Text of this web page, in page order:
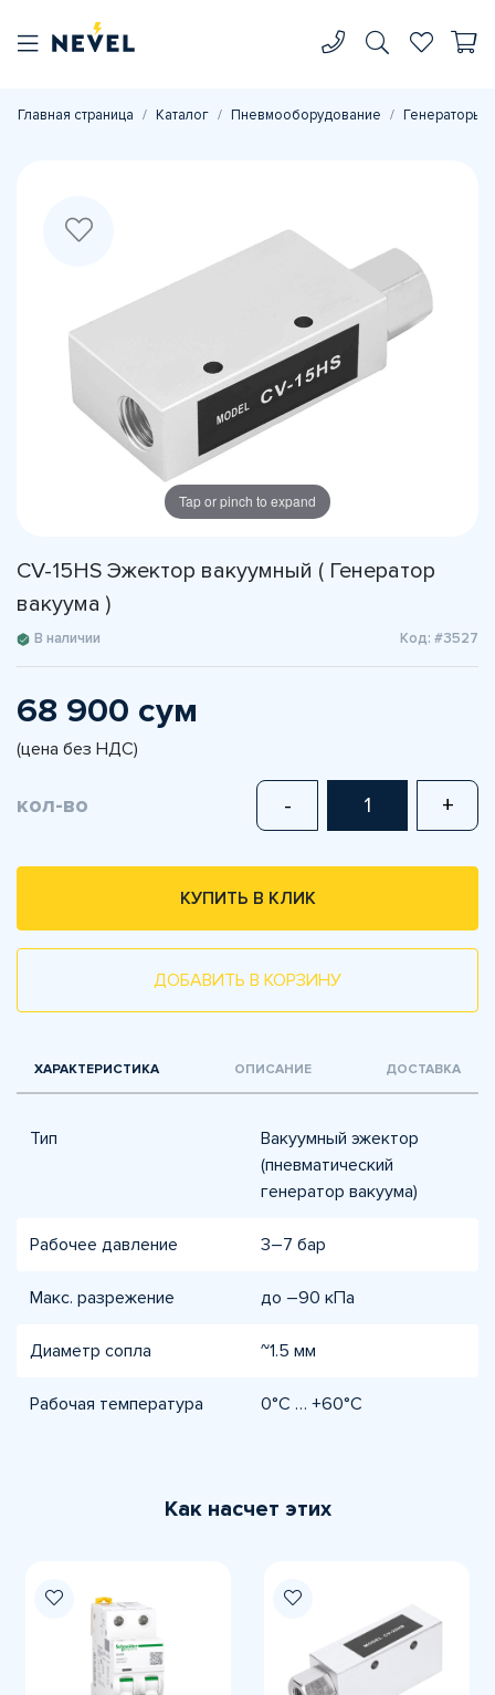
Главная страница Каталог Пневмооборудование Генераторы
Tap or pinch to expand
CV-15HS Эжектор вакуумный ( Генератор
вакуума )
В наличии Код: #3527
68 900 сум
(цена без НДС)
кол-во - +
КУПИТЬ В КЛИК
ДОБАВИТЬ В КОРЗИНУ
ХАРАКТЕРИСТИКА ОПИСАНИЕ ДОСТАВКА
Тип
Вакуумный эжектор
(пневматический
генератор вакуума)
Рабочее давление 3–7 бар
Макс. разрежение до –90 кПа
Диаметр сопла ~1.5 мм
Рабочая температура 0°C … +60°C
Как насчет этих